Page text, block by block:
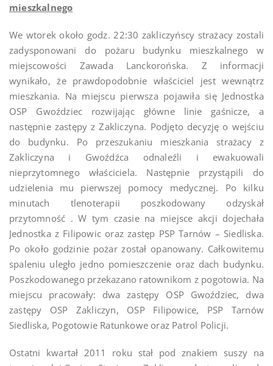
mieszkalnego
We wtorek około godz. 22:30 zakliczyńscy strażacy zostali
zadysponowani do pożaru budynku mieszkalnego w
miejscowości Zawada Lanckorońska. Z informacji
wynikało, że prawdopodobnie właściciel jest wewnątrz
mieszkania. Na miejscu pierwsza pojawiła się Jednostka
OSP Gwoździec rozwijając główne linie gaśnicze, a
następnie zastępy z Zakliczyna. Podjęto decyzję o wejściu
do budynku. Po przeszukaniu mieszkania strażacy z
Zakliczyna i Gwoźdźca odnaleźli i ewakuowali
nieprzytomnego właściciela. Następnie przystąpili do
udzielenia mu pierwszej pomocy medycznej. Po kilku
minutach tlenoterapii poszkodowany odzyskał
przytomność . W tym czasie na miejsce akcji dojechała
Jednostka z Filipowic oraz zastęp PSP Tarnów – Siedliska.
Po około godzinie pożar został opanowany. Całkowitemu
spaleniu uległo jedno pomieszczenie oraz dach budynku.
Poszkodowanego przekazano ratownikom z pogotowia. Na
miejscu pracowały: dwa zastępy OSP Gwoździec, dwa
zastępy OSP Zakliczyn, OSP Filipowice, PSP Tarnów
Siedliska, Pogotowie Ratunkowe oraz Patrol Policji.
Ostatni kwartał 2011 roku stał pod znakiem suszy na